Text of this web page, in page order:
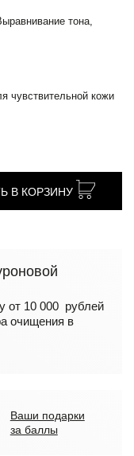
тона,
чувствительной кожи
В КОРЗИНУ
от 10 000 рублей
очищения в
Ваши подарки
за баллы